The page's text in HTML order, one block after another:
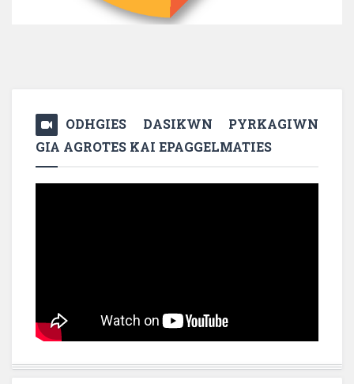
ODHGIES DASIKWN PYRKAGIWN
GIA AGROTES KAI EPAGGELMATIES